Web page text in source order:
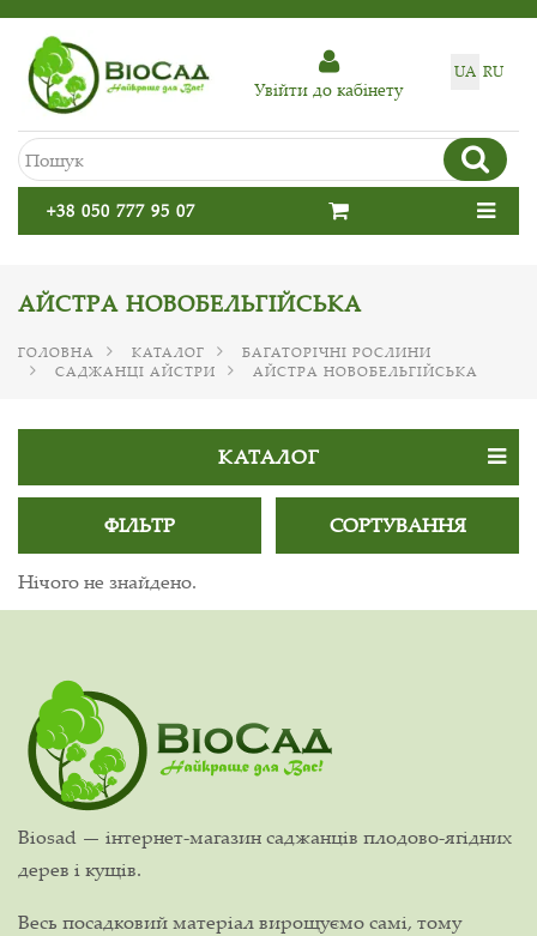
UA RU
Увiйти до кабiнету
+38 050 777 95 07
АЙСТРА НОВОБЕЛЬГІЙСЬКА
ГОЛОВНА КАТАЛОГ
БАГАТОРІЧНІ РОСЛИНИ
САДЖАНЦІ АЙСТРИ
АЙСТРА НОВОБЕЛЬГІЙСЬКА
КАТАЛОГ
ФІЛЬТР СОРТУВАННЯ
Нічого не знайдено.
Biosad — інтернет-магазин саджанців плодово-ягідних
дерев і кущів.
Весь посадковий матеріал вирощуємо самі, тому